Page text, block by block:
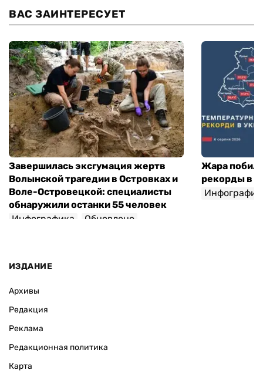
ВАС ЗАИНТЕРЕСУЕТ
Завершилась эксгумация жертв
Волынской трагедии в Островках и
Воле-Островецкой: специалисты
обнаружили останки 55 человек
Инфографика
Обновлено
Жара
рекорды в
ИЗДАНИЕ
Архивы
Редакция
Реклама
Редакционная политика
Карта